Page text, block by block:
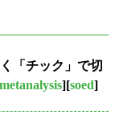
「チック」で切
metanalysis][soed]